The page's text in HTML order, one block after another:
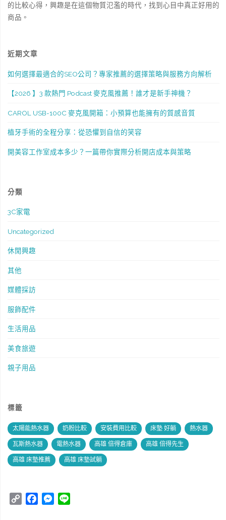
的比較心得，興趣是在這個物質氾濫的時代，找到心目中真正好用的
商品。
近期文章
如何選擇最適合的SEO公司？專家推薦的選擇策略與服務方向解析
【2026 】3 款熱門 Podcast 麥克風推薦！誰才是新手神機？
CAROL USB-100C 麥克風開箱：小預算也能擁有的質感音質
植牙手術的全程分享：從恐懼到自信的笑容
開美容工作室成本多少？一篇帶你實際分析開店成本與策略
分類
3C家電
Uncategorized
休閒興趣
其他
媒體採訪
服飾配件
生活用品
美食旅遊
親子用品
標籤
太陽能熱水器 奶粉比較 安裝費用比較 床墊 好躺 熱水器
瓦斯熱水器 電熱水器 高雄 倍得倉庫 高雄 倍得先生
高雄 床墊推薦 高雄 床墊試躺
M